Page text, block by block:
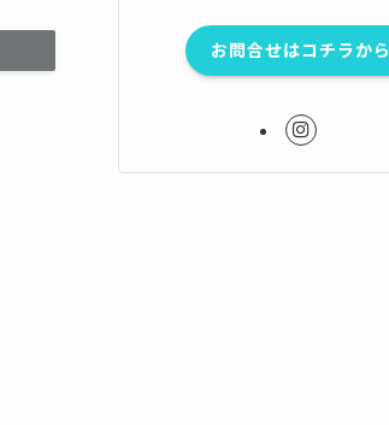
お問合せはコチラから